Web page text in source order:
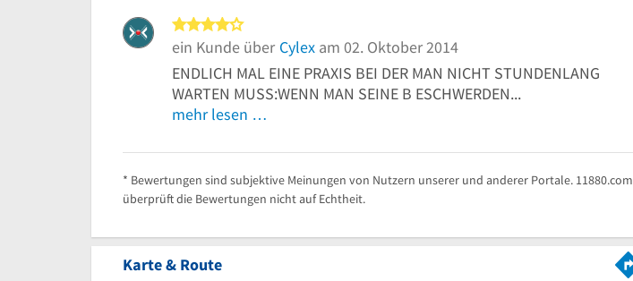
ein Kunde über Cylex am 02. Oktober 2014
ENDLICH MAL EINE PRAXIS BEI DER MAN NICHT STUNDENLANG
WARTEN MUSS:WENN MAN SEINE B ESCHWERDEN...
mehr lesen …
* Bewertungen sind subjektive Meinungen von Nutzern unserer und anderer Portale. 11880.com
überprüft die Bewertungen nicht auf Echtheit.
Karte & Route